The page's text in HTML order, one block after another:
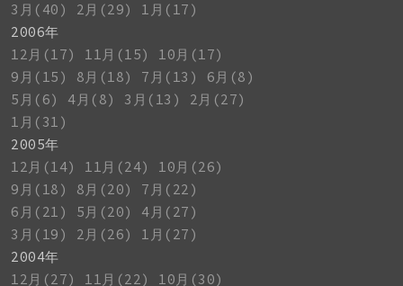
3月(40)
2月(29)
1月(17)
2006年
12月(17)
11月(15)
10月(17)
9月(15)
8月(18) 7月(13)
6月(8)
5月(6)
4月(8) 3月(13)
2月(27)
1月(31)
2005年
12月(14)
11月(24)
10月(26)
9月(18)
8月(20)
7月(22)
6月(21)
5月(20)
4月(27)
3月(19)
2月(26)
1月(27)
2004年
12月(27)
11月(22) 10月(30)